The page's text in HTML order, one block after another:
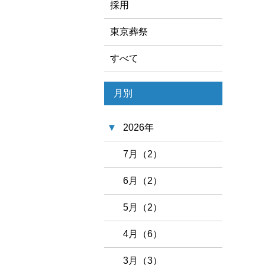
採用
東京葬祭
すべて
月別
2026年
7月（2）
6月（2）
5月（2）
4月（6）
3月（3）